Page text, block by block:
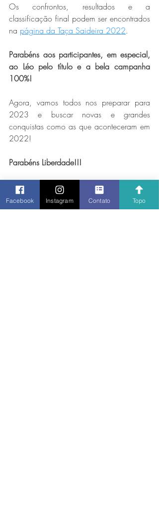
Os confrontos, resultados e a
classificação final podem ser encontrados
na página da Taça Saideira 2022.
Parabéns aos participantes, em especial,
ao Léo pelo título e a bela campanha
100%!
Agora, vamos todos nos preparar para
2023 e buscar novas e grandes
conquistas como as que aconteceram em
2022!
Parabéns Liberdade!!!
Facebook Instagram Contato Topo